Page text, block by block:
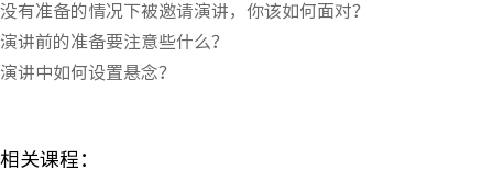
没有准备的情况下被邀请演讲，你该如何面对？
演讲前的准备要注意些什么？
演讲中如何设置悬念？
相关课程：